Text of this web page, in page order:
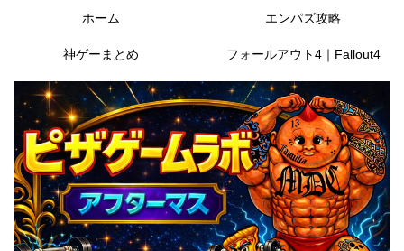
ホーム エンパズ攻略
神ゲーまとめ フォールアウト4｜Fallout4